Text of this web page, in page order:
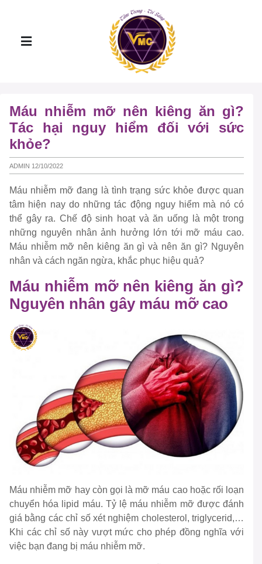
Máu nhiễm mỡ nên kiêng ăn gì?
Tác hại nguy hiểm đối với sức
khỏe?
ADMIN 12/10/2022
Máu nhiễm mỡ đang là tình trạng sức khỏe được quan
tâm hiện nay do những tác động nguy hiểm mà nó có
thể gây ra. Chế độ sinh hoạt và ăn uống là một trong
những nguyên nhân ảnh hưởng lớn tới mỡ máu cao.
Máu nhiễm mỡ nên kiêng ăn gì và nên ăn gì? Nguyên
nhân và cách ngăn ngừa, khắc phục hiệu quả?
Máu nhiễm mỡ nên kiêng ăn gì?
Nguyên nhân gây máu mỡ cao
Máu nhiễm mỡ hay còn gọi là mỡ máu cao hoặc rối loạn
chuyển hóa lipid máu. Tỷ lệ máu nhiễm mỡ được đánh
giá bằng các chỉ số xét nghiệm cholesterol, triglycerid,…
Khi các chỉ số này vượt mức cho phép đồng nghĩa với
việc bạn đang bị máu nhiễm mỡ.